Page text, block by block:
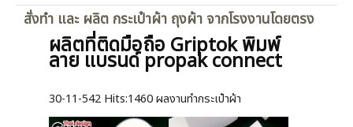
สั่งทำ และ ผลิต กระเป๋าผ้า ถุงผ้า จากโรงงานโดยตรง
ผลิตที่ติดมือถือ Griptok พิมพ์
ลาย แบรนด์ propak connect
30-11-542 Hits:1460 ผลงานทำกระเป๋าผ้า